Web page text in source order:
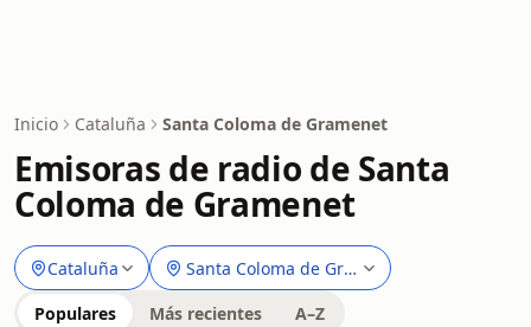
Inicio Cataluña Santa Coloma de Gramenet
Emisoras de radio de Santa
Coloma de Gramenet
Cataluña Santa Coloma de Gramenet
Populares Más recientes A–Z